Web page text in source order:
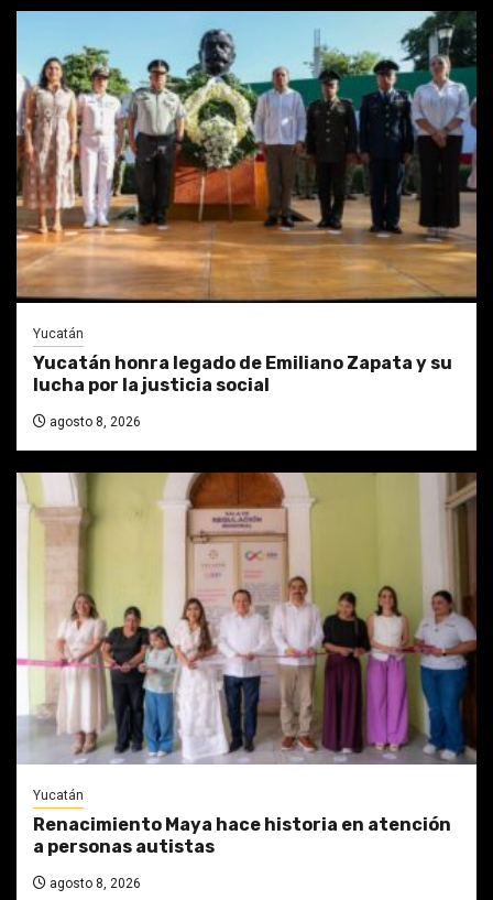
Yucatán
Yucatán honra legado de Emiliano Zapata y su
lucha por la justicia social
agosto 8, 2026
Yucatán
Renacimiento Maya hace historia en atención
a personas autistas
agosto 8, 2026